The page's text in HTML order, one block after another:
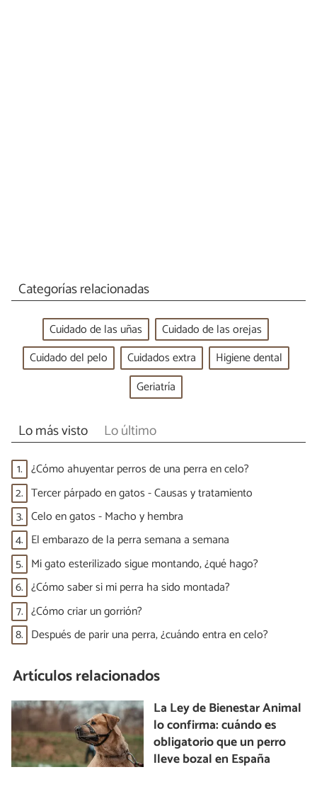
Categorías relacionadas
Cuidado de las uñas
Cuidado de las orejas
Cuidado del pelo
Cuidados extra
Higiene dental
Geriatría
Lo más visto Lo último
1. ¿Cómo ahuyentar perros de una perra en celo?
2. Tercer párpado en gatos - Causas y tratamiento
3. Celo en gatos - Macho y hembra
4. El embarazo de la perra semana a semana
5. Mi gato esterilizado sigue montando, ¿qué hago?
6. ¿Cómo saber si mi perra ha sido montada?
7. ¿Cómo criar un gorrión?
8. Después de parir una perra, ¿cuándo entra en celo?
Artículos relacionados
La Ley de Bienestar Animal
lo confirma: cuándo es
obligatorio que un perro
lleve bozal en España